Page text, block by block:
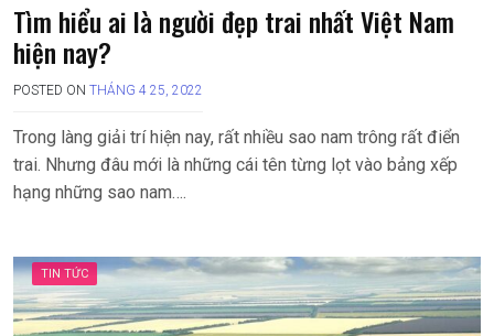
Tìm hiểu ai là người đẹp trai nhất Việt Nam
hiện nay?
POSTED ON THÁNG 4 25, 2022
Trong làng giải trí hiện nay, rất nhiều sao nam trông rất điển
trai. Nhưng đâu mới là những cái tên từng lọt vào bảng xếp
hạng những sao nam….
TIN TỨC